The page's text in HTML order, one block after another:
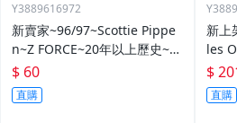
Y3889616972
新賣家~96/97~Scottie Pippe
n~Z FORCE~20年以上歷史~無
限量~
$ 60
直購
新上
les
量/
$
直購